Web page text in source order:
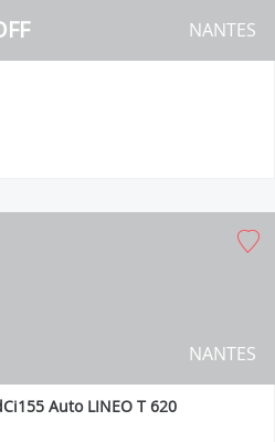
NANTES
NANTES
Auto LINEO T 620